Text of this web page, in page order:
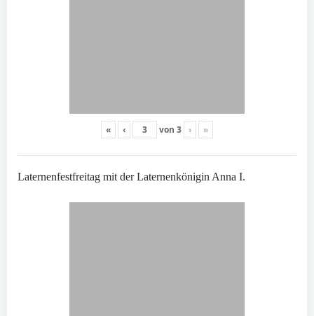
« ‹ von 3 › »
Laternenfestfreitag mit der Laternenkönigin Anna I.